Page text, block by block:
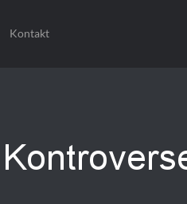
Kontakt